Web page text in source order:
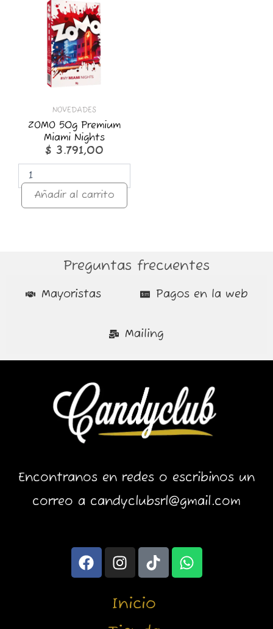
NOVEDADES
ZOMO 50g Premium
Miami Nights
$ 3.791,00
Premium
cantidad
Añadir al carrito
Preguntas frecuentes
Mayoristas Pagos en la web
Mailing
Encontranos en redes o escribinos un
correo a candyclubsrl@gmail.com
F
a
c
I
n
s
t
a
T
i
k
t
o
W
h
a
Inicio